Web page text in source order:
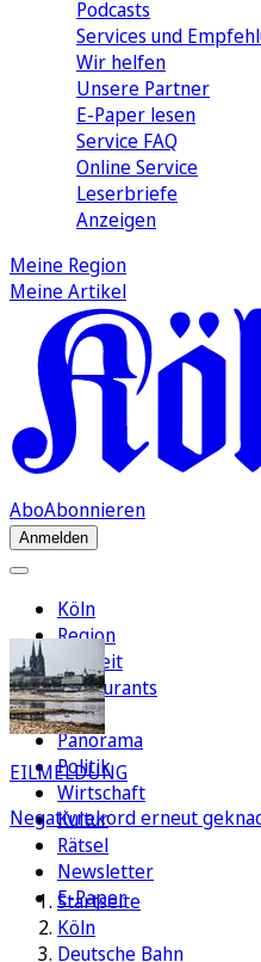
Podcasts
Services und
Wir helfen
Unsere Partner
E-Paper lesen
Service FAQ
Online Service
Leserbriefe
Anzeigen
Meine Region
Meine Artikel
AboAbonnieren
Anmelden
Köln
Region
Freizeit
Restaurants
FC
Panorama
Politik
Wirtschaft
Kultur
Rätsel
Newsletter
E-Paper
EILMELDUNG
Negativrekord erneut
Startseite
Köln
Deutsche Bahn